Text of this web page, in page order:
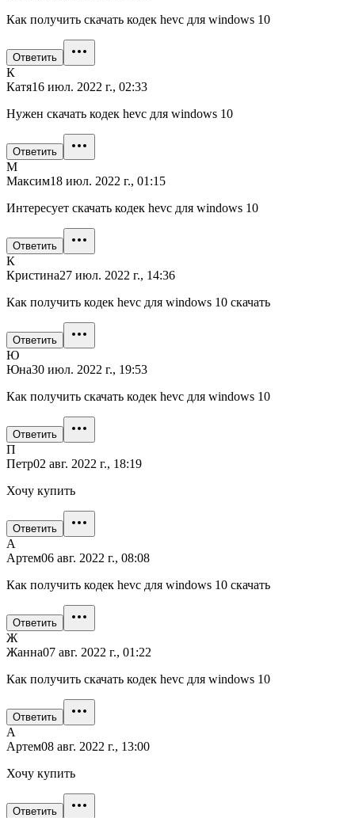
Как получить скачать кодек hevc для windows 10
Ответить
К
Катя16 июл. 2022 г., 02:33
Нужен скачать кодек hevc для windows 10
Ответить
М
Максим18 июл. 2022 г., 01:15
Интересует скачать кодек hevc для windows 10
Ответить
К
Кристина27 июл. 2022 г., 14:36
Как получить кодек hevc для windows 10 скачать
Ответить
Ю
Юна30 июл. 2022 г., 19:53
Как получить скачать кодек hevc для windows 10
Ответить
П
Петр02 авг. 2022 г., 18:19
Хочу купить
Ответить
А
Артем06 авг. 2022 г., 08:08
Как получить кодек hevc для windows 10 скачать
Ответить
Ж
Жанна07 авг. 2022 г., 01:22
Как получить скачать кодек hevc для windows 10
Ответить
А
Артем08 авг. 2022 г., 13:00
Хочу купить
Ответить